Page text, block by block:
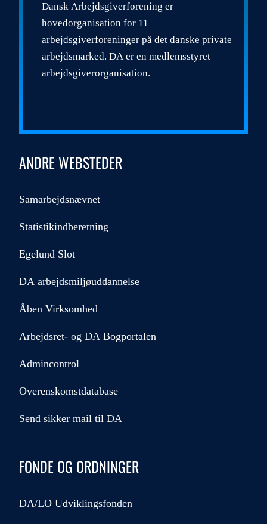
Dansk Arbejdsgiverforening er
hovedorganisation for 11
arbejdsgiverforeninger på det danske private
arbejdsmarked. DA er en medlemsstyret
arbejdsgiverorganisation.
ANDRE WEBSTEDER
Samarbejdsnævnet
Statistikindberetning
Egelund Slot
DA arbejdsmiljøuddannelse
Åben Virksomhed
Arbejdsret- og DA Bogportalen
Admincontrol
Overenskomstdatabase
Send sikker mail til DA
FONDE OG ORDNINGER
DA/LO Udviklingsfonden